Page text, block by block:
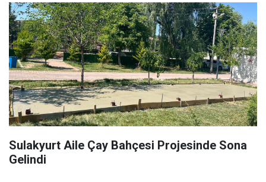
Sulakyurt Aile Çay Bahçesi Projesinde Sona
Gelindi